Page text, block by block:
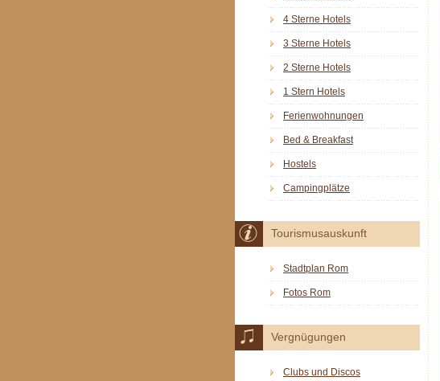
4 Sterne Hotels
3 Sterne Hotels
2 Sterne Hotels
1 Stern Hotels
Ferienwohnungen
Bed & Breakfast
Hostels
Campingplätze
Tourismusauskunft
Stadtplan Rom
Fotos Rom
Vergnügungen
Clubs und Discos